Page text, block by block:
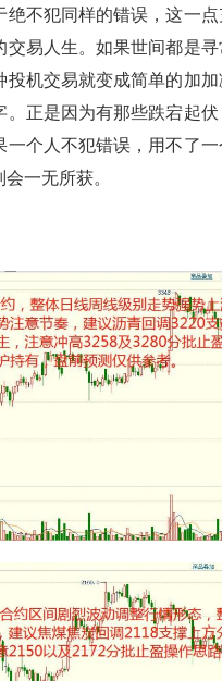
不犯同样的错误，这一
易人生。如果世间都是
机交易就变成简单的加
正是因为有那些跌宕起伏
个人不犯错误，用不了
一无所获。